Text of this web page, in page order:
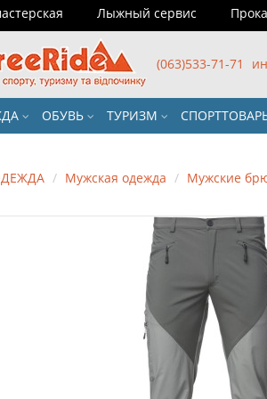
Лыжный сервис
(063)533-71-71
ОБУВЬ ТУРИЗМ
Мужская одежда Мужские